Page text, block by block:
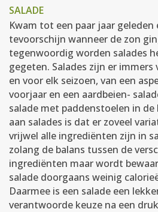
SALADE
Kwam tot een paar jaar geleden
tevoorschijn wanneer de zon
tegenwoordig worden salades
gegeten. Salades zijn er
en voor elk seizoen, van een
voorjaar en een aardbeien-
salade met paddenstoelen in
aan salades is dat er zoveel
vrijwel alle ingrediënten zijn in
zolang de balans tussen de
ingrediënten maar wordt
salade doorgaans weinig
Daarmee is een salade een
verantwoorde keuze na een